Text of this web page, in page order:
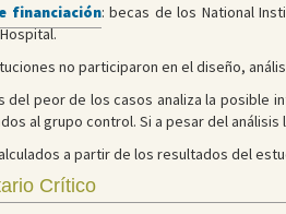
financiación: becas de los National
no participaron en el diseño,
del peor de los casos analiza la
al grupo control. Si a pesar del
a partir de los resultados del
Crítico